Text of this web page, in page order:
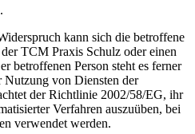
kann sich die betroffene
TCM Praxis Schulz oder einen
betroffenen Person steht es ferner
Nutzung von Diensten der
der Richtlinie 2002/58/EG, ihr
Verfahren auszuüben, bei
verwendet werden.